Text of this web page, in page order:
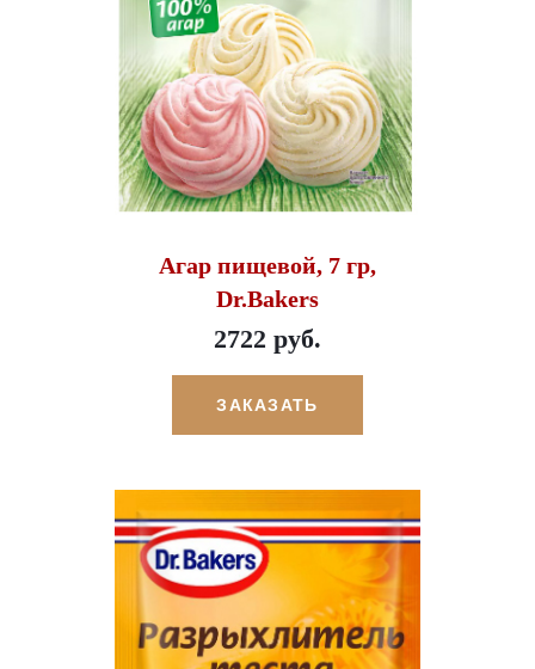
Агар пищевой, 7 гр,
Dr.Bakers
2722 руб.
ЗАКАЗАТЬ